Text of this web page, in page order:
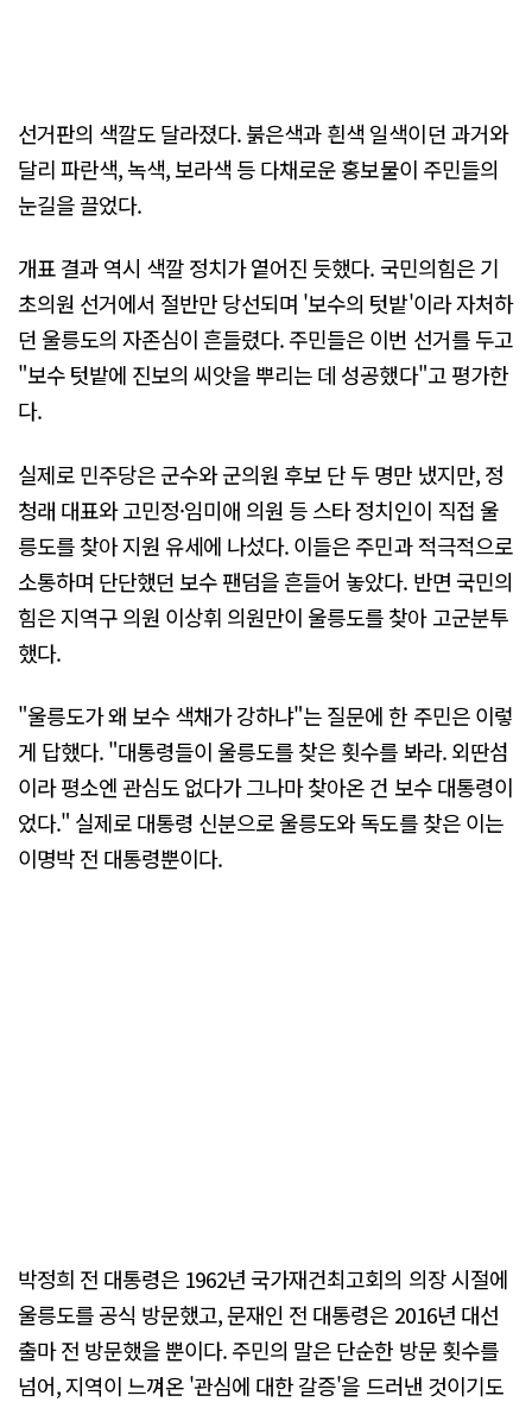
선거판의 색깔도 달라졌다. 붉은색과 흰색 일색이던 과거와
달리 파란색, 녹색, 보라색 등 다채로운 홍보물이 주민들의
눈길을 끌었다.
개표 결과 역시 색깔 정치가 옅어진 듯했다. 국민의힘은 기
초의원 선거에서 절반만 당선되며 '보수의 텃밭'이라 자처하
던 울릉도의 자존심이 흔들렸다. 주민들은 이번 선거를 두고
"보수 텃밭에 진보의 씨앗을 뿌리는 데 성공했다"고 평가한
다.
실제로 민주당은 군수와 군의원 후보 단 두 명만 냈지만, 정
청래 대표와 고민정·임미애 의원 등 스타 정치인이 직접 울
릉도를 찾아 지원 유세에 나섰다. 이들은 주민과 적극적으로
소통하며 단단했던 보수 팬덤을 흔들어 놓았다. 반면 국민의
힘은 지역구 의원 이상휘 의원만이 울릉도를 찾아 고군분투
했다.
"울릉도가 왜 보수 색채가 강하냐"는 질문에 한 주민은 이렇
게 답했다. "대통령들이 울릉도를 찾은 횟수를 봐라. 외딴섬
이라 평소엔 관심도 없다가 그나마 찾아온 건 보수 대통령이
었다." 실제로 대통령 신분으로 울릉도와 독도를 찾은 이는
이명박 전 대통령뿐이다.
박정희 전 대통령은 1962년 국가재건최고회의 의장 시절에
울릉도를 공식 방문했고, 문재인 전 대통령은 2016년 대선
출마 전 방문했을 뿐이다. 주민의 말은 단순한 방문 횟수를
넘어, 지역이 느껴온 '관심에 대한 갈증'을 드러낸 것이기도